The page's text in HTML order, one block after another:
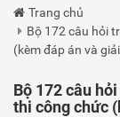
Trang chủ
Bộ 172 câu hỏi
(kèm đáp án và
Bộ 172 câu
thi công chức